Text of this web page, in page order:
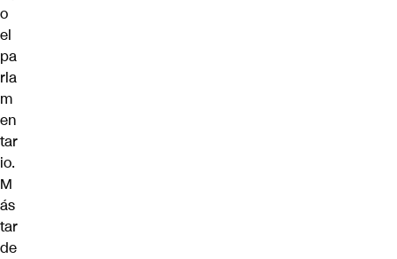
o
el
pa
rla
m
en
tar
io.
M
ás
tar
de